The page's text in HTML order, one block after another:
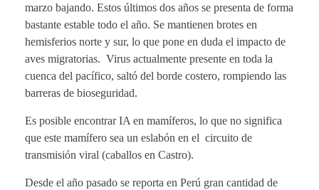
marzo bajando. Estos últimos dos años se presenta de forma
bastante estable todo el año. Se mantienen brotes en
hemisferios norte y sur, lo que pone en duda el impacto de
aves migratorias. Virus actualmente presente en toda la
cuenca del pacífico, saltó del borde costero, rompiendo las
barreras de bioseguridad.
Es posible encontrar IA en mamíferos, lo que no significa
que este mamífero sea un eslabón en el circuito de
transmisión viral (caballos en Castro).
Desde el año pasado se reporta en Perú gran cantidad de